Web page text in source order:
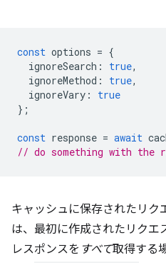
const options = {
ignoreSearch : true,
ignoreMethod : true,
ignoreVary :
true
};
const response = await
// do something with the
キャッシュに保存されたリク
は、最初に作成されたリクエ
レスポンスを すべて取得する